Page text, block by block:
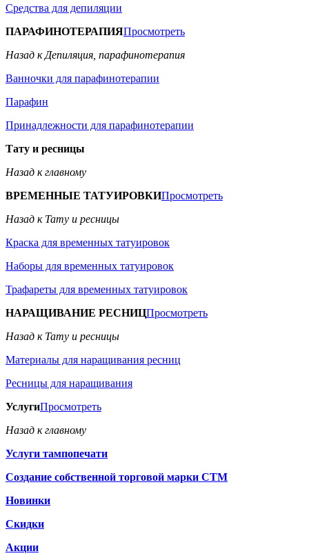
Средства для депиляции
ПАРАФИНОТЕРАПИЯПросмотреть
Назад к Депиляция, парафинотерапия
Ванночки для парафинотерапии
Парафин
Принадлежности для парафинотерапии
Тату и ресницы
Назад к главному
ВРЕМЕННЫЕ ТАТУИРОВКИПросмотреть
Назад к Тату и ресницы
Краска для временных татуировок
Наборы для временных татуировок
Трафареты для временных татуировок
НАРАЩИВАНИЕ РЕСНИЦПросмотреть
Назад к Тату и ресницы
Материалы для наращивания ресниц
Ресницы для наращивания
УслугиПросмотреть
Назад к главному
Услуги тампопечати
Создание собственной торговой марки СТМ
Новинки
Скидки
Акции